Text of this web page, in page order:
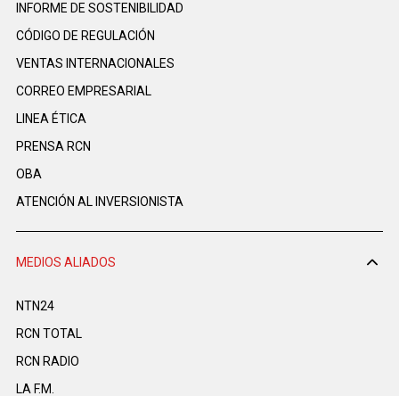
INFORME DE SOSTENIBILIDAD
CÓDIGO DE REGULACIÓN
VENTAS INTERNACIONALES
CORREO EMPRESARIAL
LINEA ÉTICA
PRENSA RCN
OBA
ATENCIÓN AL INVERSIONISTA
MEDIOS ALIADOS
NTN24
RCN TOTAL
RCN RADIO
LA F.M.